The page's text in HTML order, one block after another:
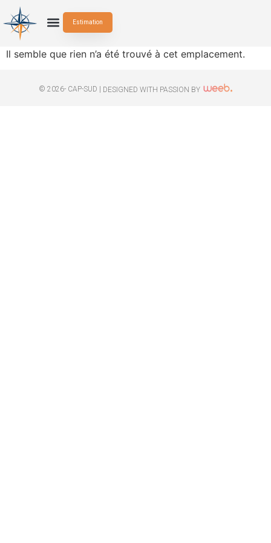
Estimation
Il semble que rien n’a été trouvé à cet emplacement.
© 2026- CAP-SUD | DESIGNED WITH PASSION BY